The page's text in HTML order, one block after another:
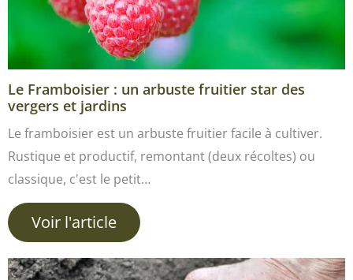
Le Framboisier : un arbuste fruitier star des
vergers et jardins
Le framboisier est un arbuste fruitier facile à cultiver.
Rustique et productif, remontant (deux récoltes) ou
classique, c'est le petit…
Voir l'article